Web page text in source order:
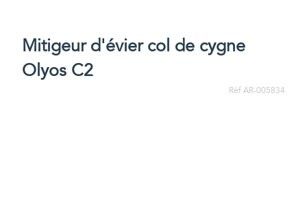
Mitigeur d'évier col de cygne
Olyos C2
Réf AR-005834